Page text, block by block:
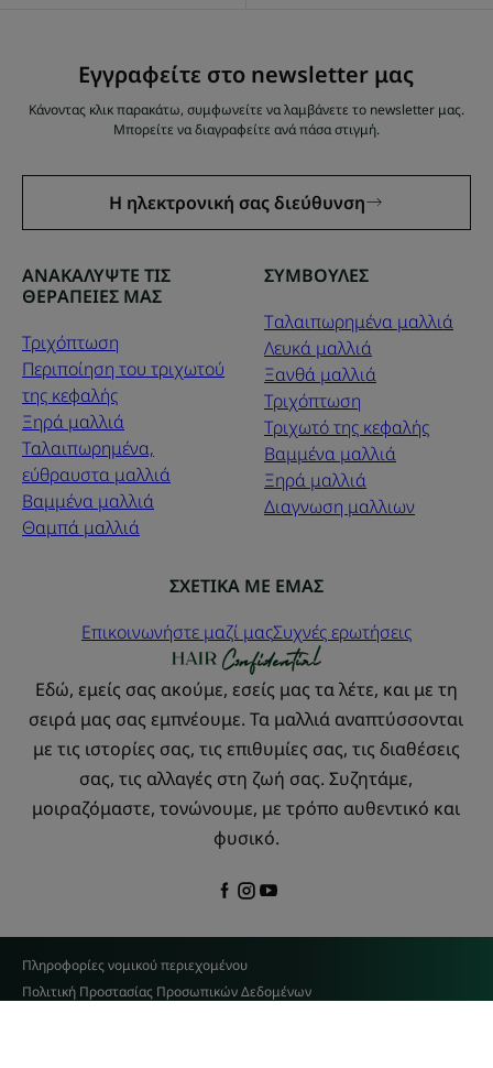
Εγγραφείτε στο newsletter μας
Κάνοντας κλικ παρακάτω, συμφωνείτε να λαμβάνετε το newsletter μας.
Μπορείτε να διαγραφείτε ανά πάσα στιγμή.
Η ηλεκτρονική σας διεύθυνση
ΑΝΑΚΑΛΥΨΤΕ ΤΙΣ
ΘΕΡΑΠΕΙΕΣ ΜΑΣ
Τριχόπτωση
Περιποίηση του τριχωτού
της κεφαλής
Ξηρά μαλλιά
Ταλαιπωρημένα,
εύθραυστα μαλλιά
Βαμμένα μαλλιά
Θαμπά μαλλιά
ΣΥΜΒΟΥΛΕΣ
Tαλαιπωρημένα μαλλιά
Λευκά μαλλιά
Ξανθά μαλλιά
Τριχόπτωση
Τριχωτό της κεφαλής
Βαμμένα μαλλιά
Ξηρά μαλλιά
Διαγνωση μαλλιων
ΣΧΕΤΙΚΑ ΜΕ ΕΜΑΣ
Επικοινωνήστε μαζί μαςΣυχνές ερωτήσεις
Εδώ, εμείς σας ακούμε, εσείς μας τα λέτε, και με τη
σειρά μας σας εμπνέουμε. Τα μαλλιά αναπτύσσονται
με τις ιστορίες σας, τις επιθυμίες σας, τις διαθέσεις
σας, τις αλλαγές στη ζωή σας. Συζητάμε,
μοιραζόμαστε, τονώνουμε, με τρόπο αυθεντικό και
φυσικό.
Πληροφορίες νομικού περιεχομένου
Πολιτική Προστασίας Προσωπικών Δεδομένων